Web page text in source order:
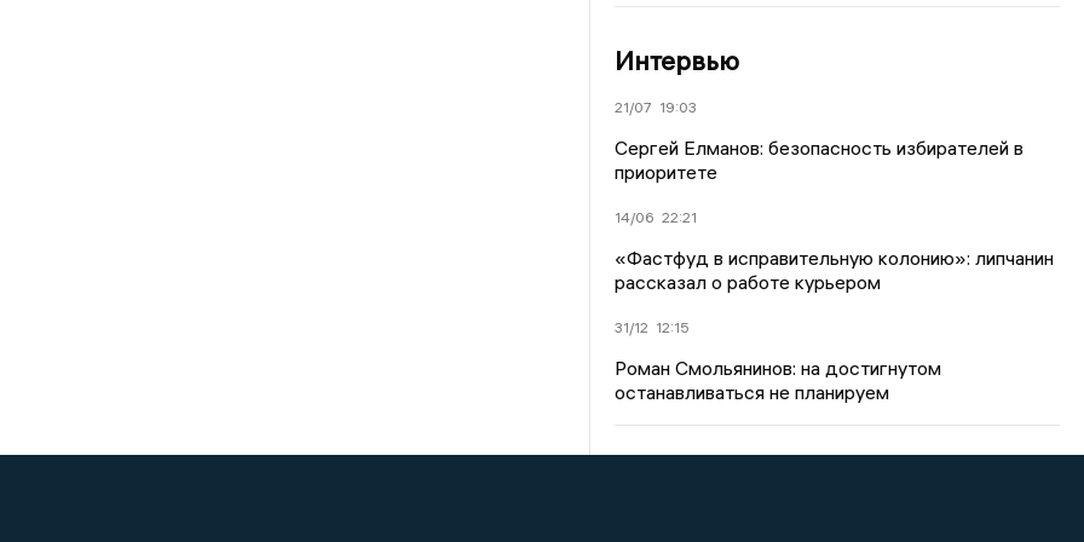
Интервью
21/07 19:03
Сергей Елманов: безопасность избирателей в
приоритете
14/06 22:21
«Фастфуд в исправительную колонию»: липчанин
рассказал о работе курьером
31/12 12:15
Роман Смольянинов: на достигнутом
останавливаться не планируем